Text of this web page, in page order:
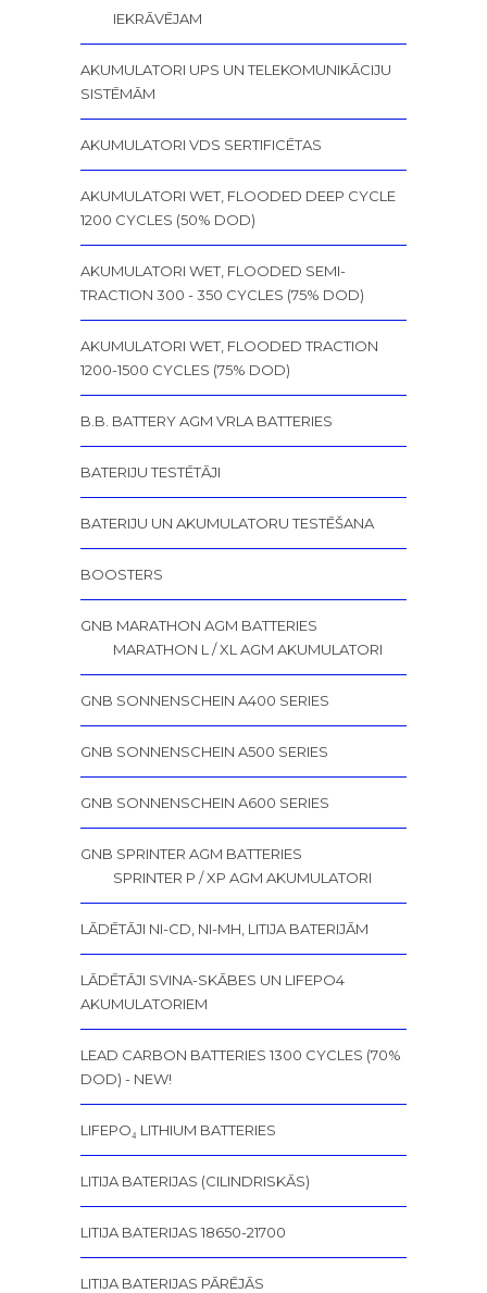
IEKRĀVĒJAM
AKUMULATORI UPS UN TELEKOMUNIKĀCIJU
SISTĒMĀM
AKUMULATORI VDS SERTIFICĒTAS
AKUMULATORI WET, FLOODED DEEP CYCLE
1200 CYCLES (50% DOD)
AKUMULATORI WET, FLOODED SEMI-
TRACTION 300 - 350 CYCLES (75% DOD)
AKUMULATORI WET, FLOODED TRACTION
1200-1500 CYCLES (75% DOD)
B.B. BATTERY AGM VRLA BATTERIES
BATERIJU TESTĒTĀJI
BATERIJU UN AKUMULATORU TESTĒŠANA
BOOSTERS
GNB MARATHON AGM BATTERIES
MARATHON L / XL AGM AKUMULATORI
GNB SONNENSCHEIN A400 SERIES
GNB SONNENSCHEIN A500 SERIES
GNB SONNENSCHEIN A600 SERIES
GNB SPRINTER AGM BATTERIES
SPRINTER P / XP AGM AKUMULATORI
LĀDĒTĀJI NI-CD, NI-MH, LITIJA BATERIJĀM
LĀDĒTĀJI SVINA-SKĀBES UN LIFEPO4
AKUMULATORIEM
LEAD CARBON BATTERIES 1300 CYCLES (70%
DOD) - NEW!
LIFEPO₄ LITHIUM BATTERIES
LITIJA BATERIJAS (CILINDRISKĀS)
LITIJA BATERIJAS 18650-21700
LITIJA BATERIJAS PĀRĒJĀS